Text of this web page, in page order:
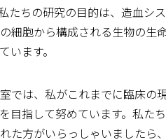
たちの研究の目的は、造血シ
細胞から構成される生物の生
います。
では、私がこれまでに臨床の
目指して努めています。私た
た方がいらっしゃいましたら